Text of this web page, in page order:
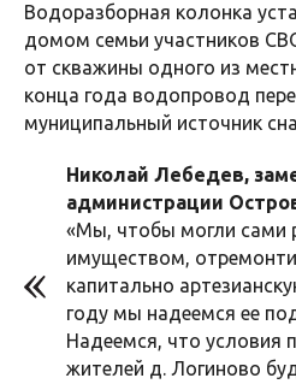
Водоразборная колонка
домом семьи участников
от скважины одного из
конца года водопровод
муниципальный источник
Николай Лебедев,
администрации
«Мы, чтобы могли сами
имуществом,
капитально
году мы надеемся ее
Надеемся, что условия
жителей д. Логиново